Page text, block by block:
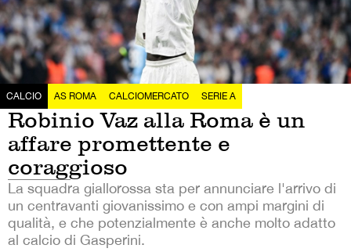
CALCIO AS ROMA CALCIOMERCATO SERIE A
Robinio Vaz alla Roma è un
affare promettente e
coraggioso
La squadra giallorossa sta per annunciare l'arrivo di
un centravanti giovanissimo e con ampi margini di
qualità, e che potenzialmente è anche molto adatto
al calcio di Gasperini.